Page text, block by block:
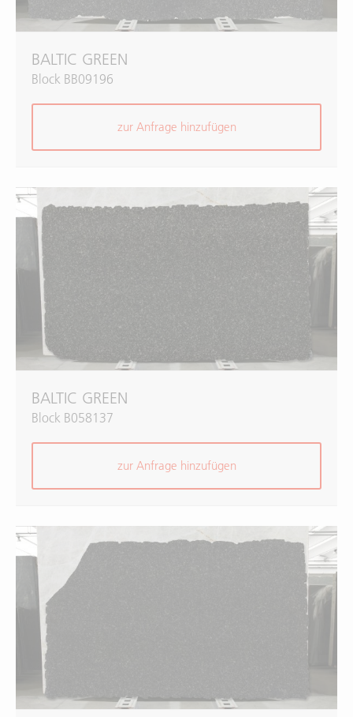
BALTIC GREEN
Block BB09196
zur Anfrage hinzufügen
BALTIC GREEN
Block B058137
zur Anfrage hinzufügen